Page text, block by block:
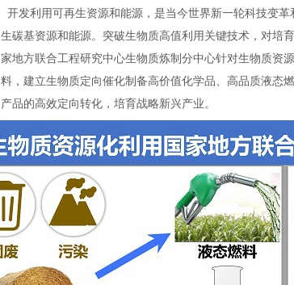
开发利用可再生资源和能源，是当今世界新一轮科技变
生碳基资源和能源。突破生物质高值利用关键技术，对培
家地方联合工程研究中心生物质炼制分中心针对生物质资
料，建立生物质定向催化制备高价值化学品、高品质液态
产品的高效定向转化，培育战略新兴产业。